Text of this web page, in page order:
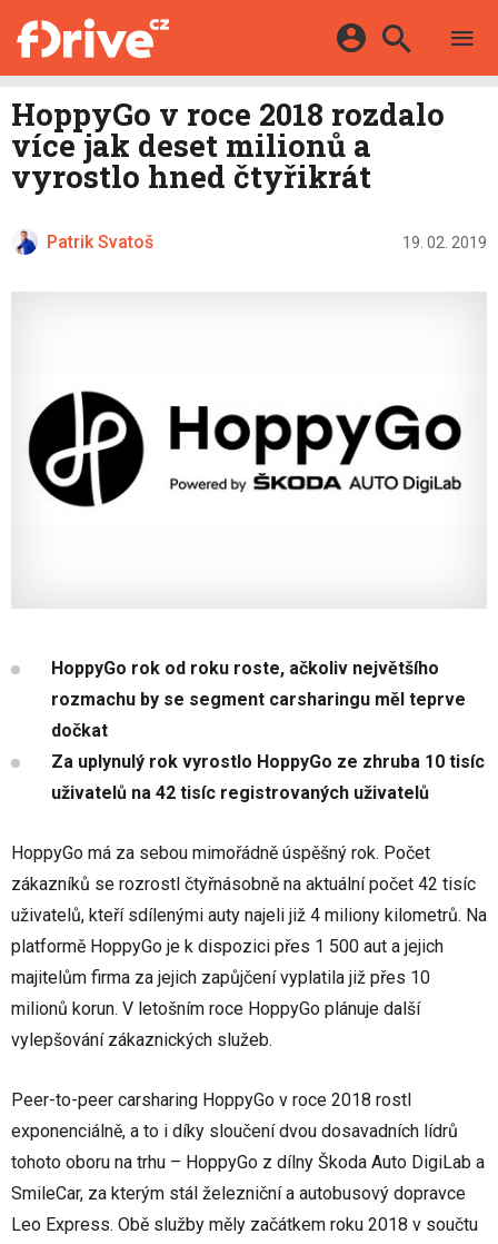
KATALOG
MAPA STANIC
VIDEA
DALŠÍ
HYBRIDY
E-MOTORSPORT
OSTATNÍ
Facebook Google
HoppyGo v roce 2018 rozdalo
více jak deset milionů a
vyrostlo hned čtyřikrát
Patrik Svatoš 19. 02. 2019
HoppyGo rok od roku roste, ačkoliv největšího
rozmachu by se segment carsharingu měl teprve
dočkat
Za uplynulý rok vyrostlo HoppyGo ze zhruba 10 tisíc
uživatelů na 42 tisíc registrovaných uživatelů
HoppyGo má za sebou mimořádně úspěšný rok. Počet
zákazníků se rozrostl čtyřnásobně na aktuální počet 42 tisíc
uživatelů, kteří sdílenými auty najeli již 4 miliony kilometrů. Na
platformě HoppyGo je k dispozici přes 1 500 aut a jejich
majitelům firma za jejich zapůjčení vyplatila již přes 10
milionů korun. V letošním roce HoppyGo plánuje další
vylepšování zákaznických služeb.
Peer-to-peer carsharing HoppyGo v roce 2018 rostl
exponenciálně, a to i díky sloučení dvou dosavadních lídrů
tohoto oboru na trhu – HoppyGo z dílny Škoda Auto DigiLab a
SmileCar, za kterým stál železniční a autobusový dopravce
Leo Express. Obě služby měly začátkem roku 2018 v součtu